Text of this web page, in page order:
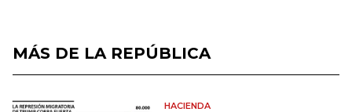
MÁS DE LA REPÚBLICA
HACIENDA